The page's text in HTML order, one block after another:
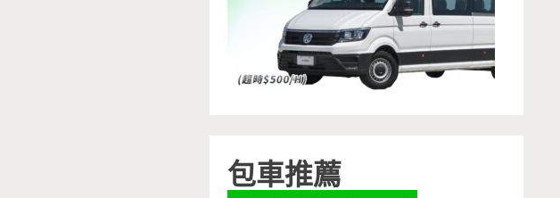
包車推薦